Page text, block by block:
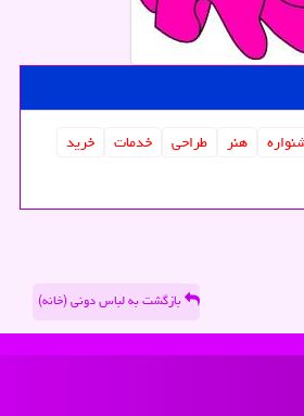
هنر طراحی خدمات
خرید
بازگشت به لباس دونی (خانه)